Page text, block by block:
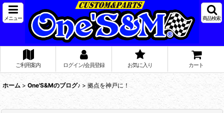
メニュー 商品検索
ご利用案内 ログイン/会員登録 お気に入り カート
ホーム > One'S&Mのブログ♪ > 拠点を神戸に！